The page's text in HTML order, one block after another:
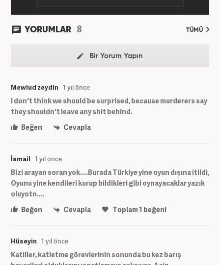
YORUMLAR 8 TÜMÜ
Bir Yorum Yapın
Mewlud zeydin 1 yıl önce
I don't think we should be surprised, because murderers say
they shouldn't leave any shit behind.
Beğen
Cevapla
İsmail 1 yıl önce
Bizi arayan soran yok....Burada Türkiye yine oyun dışına itildi,
Oyunu yine kendileri kurup bildikleri gibi oynayacaklar yazık
oluyotn....
Beğen
Cevapla Toplam1 beğeni
Hüseyin 1 yıl önce
Katiller, katletme görevlerinin sonunda bu kez barış